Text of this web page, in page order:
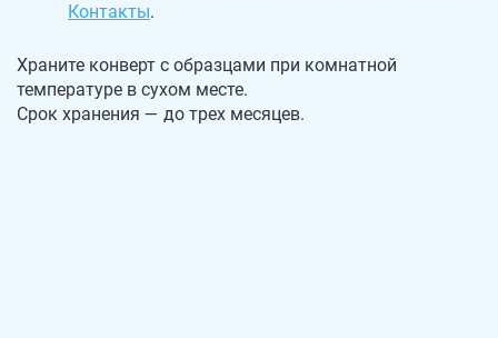
Контакты.
Храните конверт с образцами при комнатной
температуре в сухом месте.
Срок хранения — до трех месяцев.